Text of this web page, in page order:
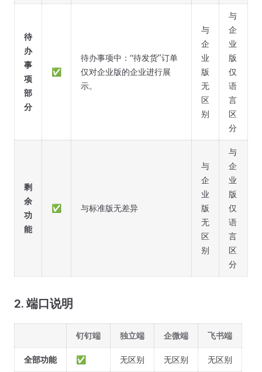
待
办
事
项
部
分
✅
待办事项中：“待发货”订单
仅对企业版的企业进行展
示。
与
企
业
版
无
区
别
与
企
业
版
仅
语
言
区
分
剩
余
功
能
✅ 与标准版无差异
与
企
业
版
无
区
别
与
企
业
版
仅
语
言
区
分
2. 端口说明
钉钉端 独立端 企微端 飞书端
全部功能 ✅ 无区别 无区别 无区别